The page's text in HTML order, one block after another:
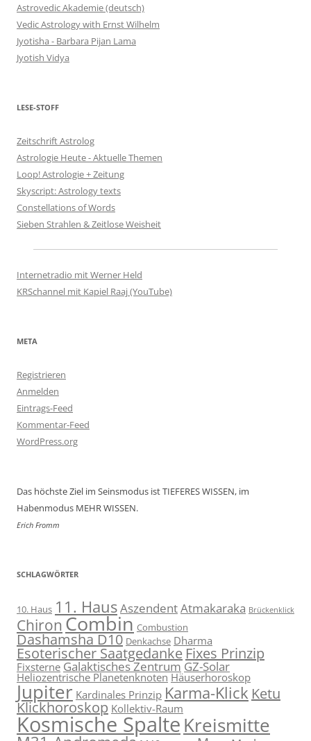
Astrovedic Akademie (deutsch)
Vedic Astrology with Ernst Wilhelm
Jyotisha - Barbara Pijan Lama
Jyotish Vidya
LESE-STOFF
Zeitschrift Astrolog
Astrologie Heute - Aktuelle Themen
Loop! Astrologie + Zeitung
Skyscript: Astrology texts
Constellations of Words
Sieben Strahlen & Zeitlose Weisheit
Internetradio mit Werner Held
KRSchannel mit Kapiel Raaj (YouTube)
META
Registrieren
Anmelden
Eintrags-Feed
Kommentar-Feed
WordPress.org
Das höchste Ziel im Seinsmodus ist TIEFERES WISSEN, im
Habenmodus MEHR WISSEN.
Erich Fromm
SCHLAGWÖRTER
10. Haus 11. HausAszendentAtmakaraka Brückenklick
ChironCombin Combustion
Dashamsha D10 Denkachse Dharma
Esoterischer Saatgedanke Fixes Prinzip
FixsterneGalaktisches Zentrum GZ-Solar
Heliozentrische PlanetenknotenHäuserhoroskop
Jupiter Kardinales Prinzip Karma-Klick Ketu
Klickhoroskop Kollektiv-Raum
Kosmische SpalteKreismitte